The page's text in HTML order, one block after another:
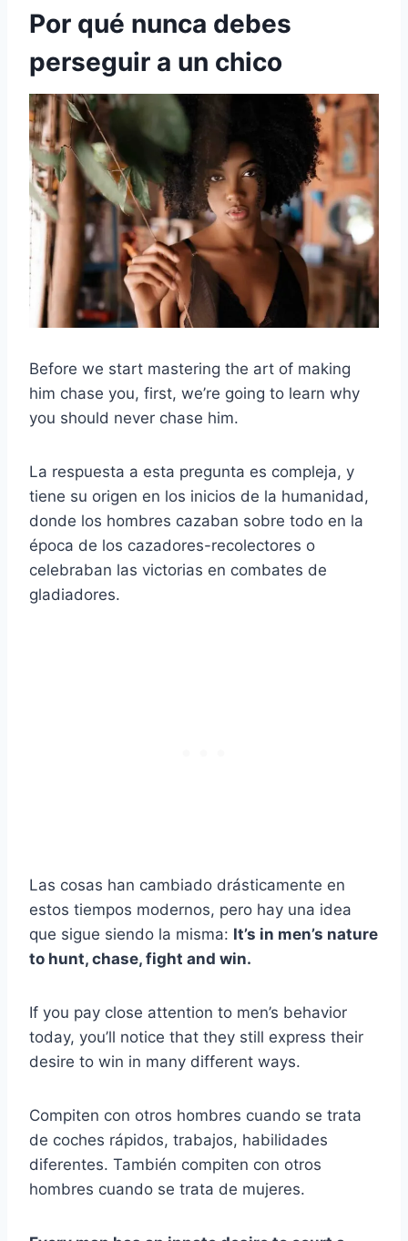
Por qué nunca debes
perseguir a un chico
Before we start mastering the art of making
him chase you, first, we’re going to learn why
you should never chase him.
La respuesta a esta pregunta es compleja, y
tiene su origen en los inicios de la humanidad,
donde los hombres cazaban sobre todo en la
época de los cazadores-recolectores o
celebraban las victorias en combates de
gladiadores.
Las cosas han cambiado drásticamente en
estos tiempos modernos, pero hay una idea
que sigue siendo la misma: It’s in men’s nature
to hunt, chase, fight and win.
If you pay close attention to men’s behavior
today, you’ll notice that they still express their
desire to win in many different ways.
Compiten con otros hombres cuando se trata
de coches rápidos, trabajos, habilidades
diferentes. También compiten con otros
hombres cuando se trata de mujeres.